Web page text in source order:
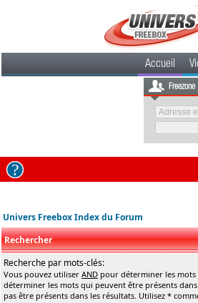
Accueil
Freezone
Univers Freebox Index du Forum
Rechercher
Recherche par mots-clés:
Vous pouvez utiliser AND pour déterminer les
déterminer les mots qui peuvent être présents
pas être présents dans les résultats. Utilisez *